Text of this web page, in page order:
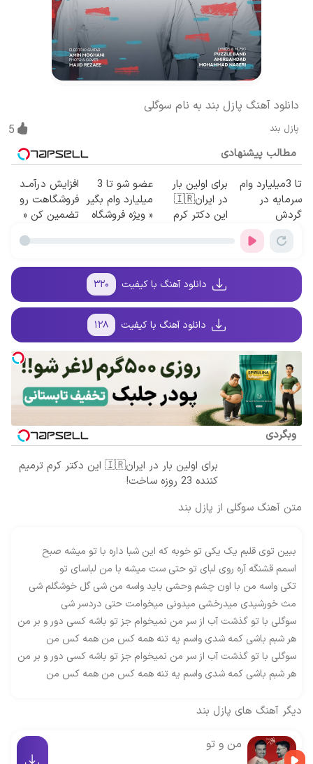
دانلود آهنگ پازل بند به نام سوگلی
پازل بند 5
مطالب پیشنهادی
تا 3میلیارد وام
سرمایه در
گردش
فروشندگان =>
فروشگاهت رو
برای اولین بار
در ایران🇮🇷
این دکتر کرم
عضو شو تا 3
میلیارد وام بگیر
« ویژه فروشگاه
افزایش درآمـد
فروشگاهت رو
تضمین کن «
دانلود آهنگ با کیفیت ۳۲۰
دانلود آهنگ با کیفیت ۱۲۸
وبگردی
برای اولین بار در ایران🇮🇷 این دکتر کرم ترمیم
کننده 23 روزه ساخت!
متن آهنگ سوگلی از پازل بند
ببین توی قلبم یک یکی تو خوبه که این شبا داره با تو میشه صبح
اسمم قشنگه آره روی لبای تو حتی ست میشه با من لباسای تو
تکی واسه من با اون چشم وحشی باید واسه من شی گل خوشگلم شی
مث خورشیدی میدرخشی میدونی میخوامت حتی دردسر شی
سوگلی با تو گذشت آب از سر من نمیخوام جز تو باشه کسی دور و بر من
هر شبم باشی کمه شدی واسم یه تنه همه کس من همه کس من
سوگلی با تو گذشت آب از سر من نمیخوام جز تو باشه کسی دور و بر من
هر شبم باشی کمه شدی واسم یه تنه همه کس من همه کس من
دیگر آهنگ های پازل بند
من و تو